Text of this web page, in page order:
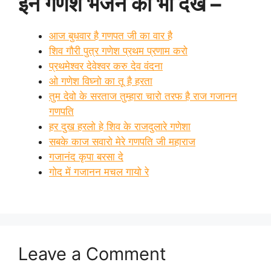
आज बुधवार है गणपत जी का वार है
शिव गौरी पुत्र गणेश प्रथम प्रणाम करो
प्रथमेश्वर देवेश्वर करु देव वंदना
ओ गणेश विघ्नो का तू है हरता
तुम देवो के सरताज तुम्हारा चारो तरफ है राज गजानन
गणपति
हर दुख हरलो हे शिव के राजदुलारे गणेशा
सबके काज सवारो मेरे गणपति जी महाराज
गजानंद कृपा बरसा दे
गोद में गजानन मचल गायो रे
Leave a Comment